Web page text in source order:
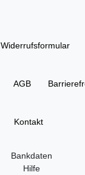
Widerrufs­formular
AGB
Kontakt
Bankdaten
Hilfe